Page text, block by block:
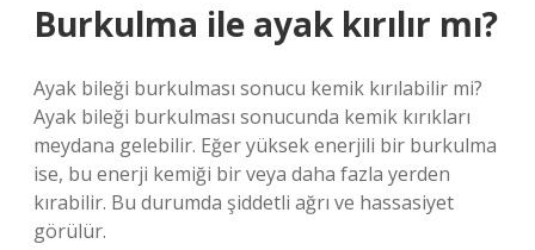
Burkulma ile ayak kırılır mı?
Ayak bileği burkulması sonucu kemik kırılabilir mi?
Ayak bileği burkulması sonucunda kemik kırıkları
meydana gelebilir. Eğer yüksek enerjili bir burkulma
ise, bu enerji kemiği bir veya daha fazla yerden
kırabilir. Bu durumda şiddetli ağrı ve hassasiyet
görülür.